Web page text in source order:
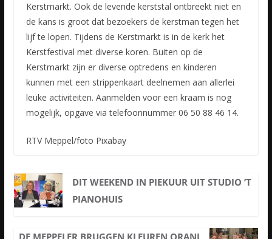
Kerstmarkt. Ook de levende kerststal ontbreekt niet en
de kans is groot dat bezoekers de kerstman tegen het
lijf te lopen. Tijdens de Kerstmarkt is in de kerk het
Kerstfestival met diverse koren. Buiten op de
Kerstmarkt zijn er diverse optredens en kinderen
kunnen met een strippenkaart deelnemen aan allerlei
leuke activiteiten. Aanmelden voor een kraam is nog
mogelijk, opgave via telefoonnummer 06 50 88 46 14.
RTV Meppel/foto Pixabay
DIT WEEKEND IN PIEKUUR UIT STUDIO ’T
PIANOHUIS